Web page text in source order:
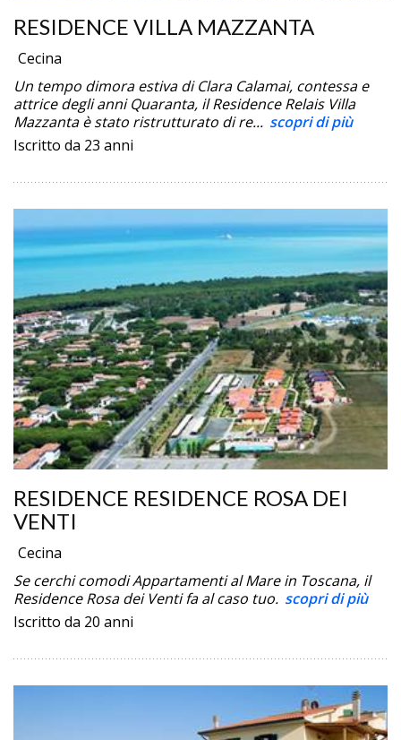
RESIDENCE VILLA MAZZANTA
Cecina
Un tempo dimora estiva di Clara Calamai, contessa e
attrice degli anni Quaranta, il Residence Relais Villa
Mazzanta è stato ristrutturato di re... scopri di più
Iscritto da 23 anni
RESIDENCE RESIDENCE ROSA DEI
VENTI
Cecina
Se cerchi comodi Appartamenti al Mare in Toscana, il
Residence Rosa dei Venti fa al caso tuo. scopri di più
Iscritto da 20 anni